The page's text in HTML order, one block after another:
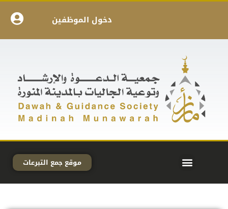
دخول الموظفين
موقع جمع التبرعات